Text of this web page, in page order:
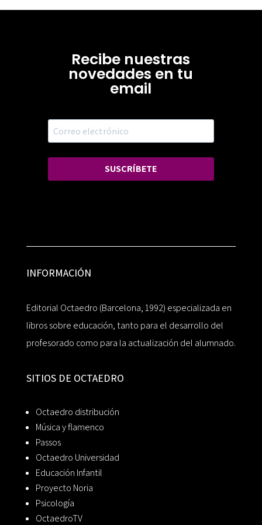
Recibe nuestras
novedades en tu
email
SUSCRÍBETE
INFORMACIÓN
Editorial Octaedro (Barcelona, 1992) especializada en
libros sobre educación, tanto para el desarrollo del
profesorado como para la actualización del alumnado.
SITIOS DE OCTAEDRO
Octaedro distribución
Música y flamenco
Passos
Octaedro Universidad
Educación Infantil
Proyecto Noria
Psicología
OctaedroTV